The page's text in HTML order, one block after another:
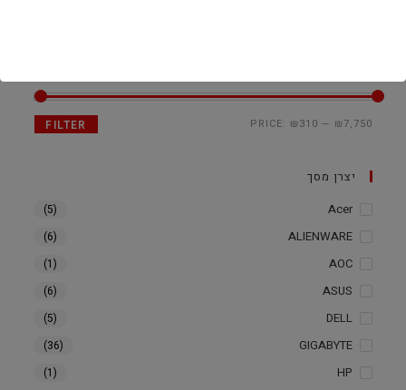
FILTER PRICE: ₪310 — ₪7,750
יצרן מסך
Acer
(5)
ALIENWARE
(6)
AOC
(1)
ASUS
(6)
DELL
(5)
GIGABYTE
(36)
HP
(1)